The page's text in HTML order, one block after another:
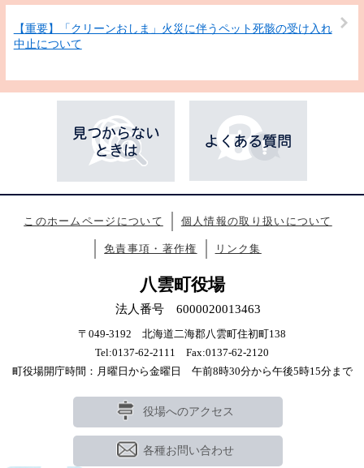
【重要】「クリーンおしま」火災に伴うペット死骸の受け入れ
中止について
このホームページについて 個人情報の取り扱いについて
免責事項・著作権 リンク集
八雲町役場
法人番号 6000020013463
〒049-3192 北海道二海郡八雲町住初町138
Tel:0137-62-2111 Fax:0137-62-2120
町役場開庁時間：月曜日から金曜日 午前8時30分から午後5時15分まで
役場へのアクセス
各種お問い合わせ